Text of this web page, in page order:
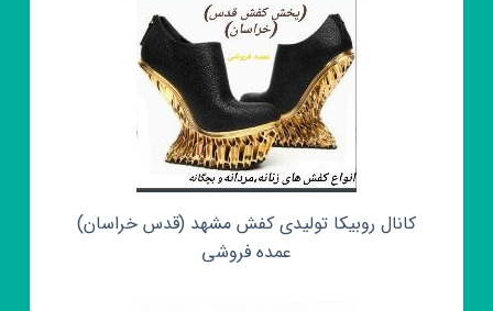
کانال روبیکا تولیدی کفش مشهد (قدس خراسان)
عمده فروشی